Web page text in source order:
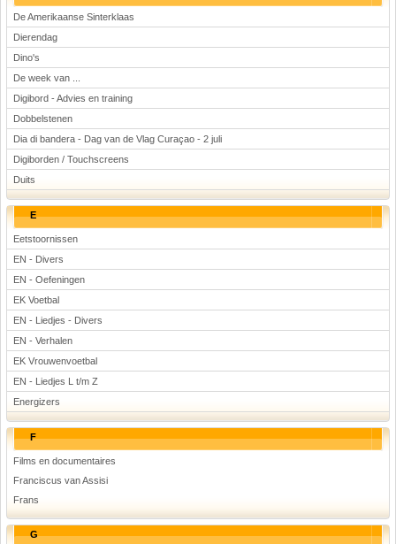
De Amerikaanse Sinterklaas
Dierendag
Dino's
De week van ...
Digibord - Advies en training
Dobbelstenen
Dia di bandera - Dag van de Vlag Curaçao - 2 juli
Digiborden / Touchscreens
Duits
E
Eetstoornissen
EN - Divers
EN - Oefeningen
EK Voetbal
EN - Liedjes - Divers
EN - Verhalen
EK Vrouwenvoetbal
EN - Liedjes L t/m Z
Energizers
F
Films en documentaires
Franciscus van Assisi
Frans
G